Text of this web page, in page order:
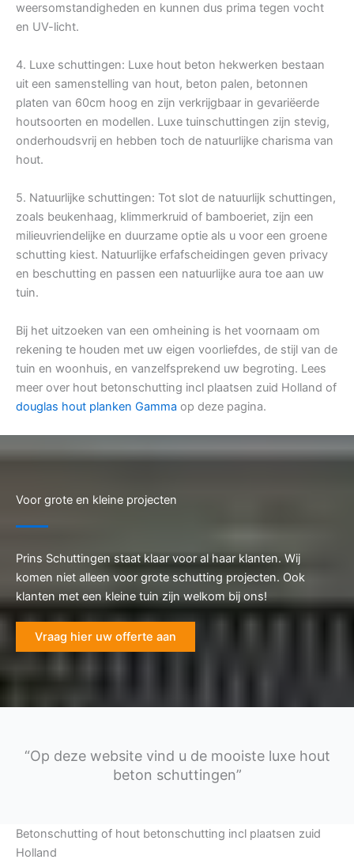
weersomstandigheden en kunnen dus prima tegen vocht
en UV-licht.
4. Luxe schuttingen: Luxe hout beton hekwerken bestaan
uit een samenstelling van hout, beton palen, betonnen
platen van 60cm hoog en zijn verkrijgbaar in gevariëerde
houtsoorten en modellen. Luxe tuinschuttingen zijn stevig,
onderhoudsvrij en hebben toch de natuurlijke charisma van
hout.
5. Natuurlijke schuttingen: Tot slot de natuurlijk schuttingen,
zoals beukenhaag, klimmerkruid of bamboeriet, zijn een
milieuvriendelijke en duurzame optie als u voor een groene
schutting kiest. Natuurlijke erfafscheidingen geven privacy
en beschutting en passen een natuurlijke aura toe aan uw
tuin.
Bij het uitzoeken van een omheining is het voornaam om
rekening te houden met uw eigen voorliefdes, de stijl van de
tuin en woonhuis, en vanzelfsprekend uw begroting. Lees
meer over hout betonschutting incl plaatsen zuid Holland of
douglas hout planken Gamma op deze pagina.
Voor grote en kleine projecten
Prins Schuttingen staat klaar voor al haar klanten. Wij
komen niet alleen voor grote schutting projecten. Ook
klanten met een kleine tuin zijn welkom bij ons!
Vraag hier uw offerte aan
“Op deze website vind u de mooiste luxe hout
beton schuttingen”
Betonschutting of hout betonschutting incl plaatsen zuid
Holland